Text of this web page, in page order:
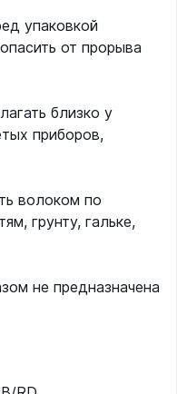
упаковкой
от прорыва
близко у
приборов,
волоком по
грунту, гальке,
не предназначена